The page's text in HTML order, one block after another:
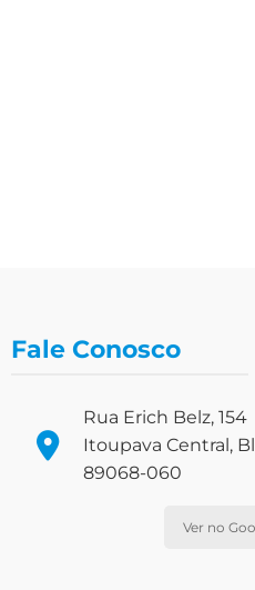
Fale Conosco
Rua Erich Belz, 154
Itoupava Central,
89068-060
Ver no